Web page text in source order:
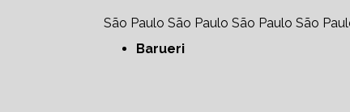
São Paulo São Paulo São Paulo São
Barueri